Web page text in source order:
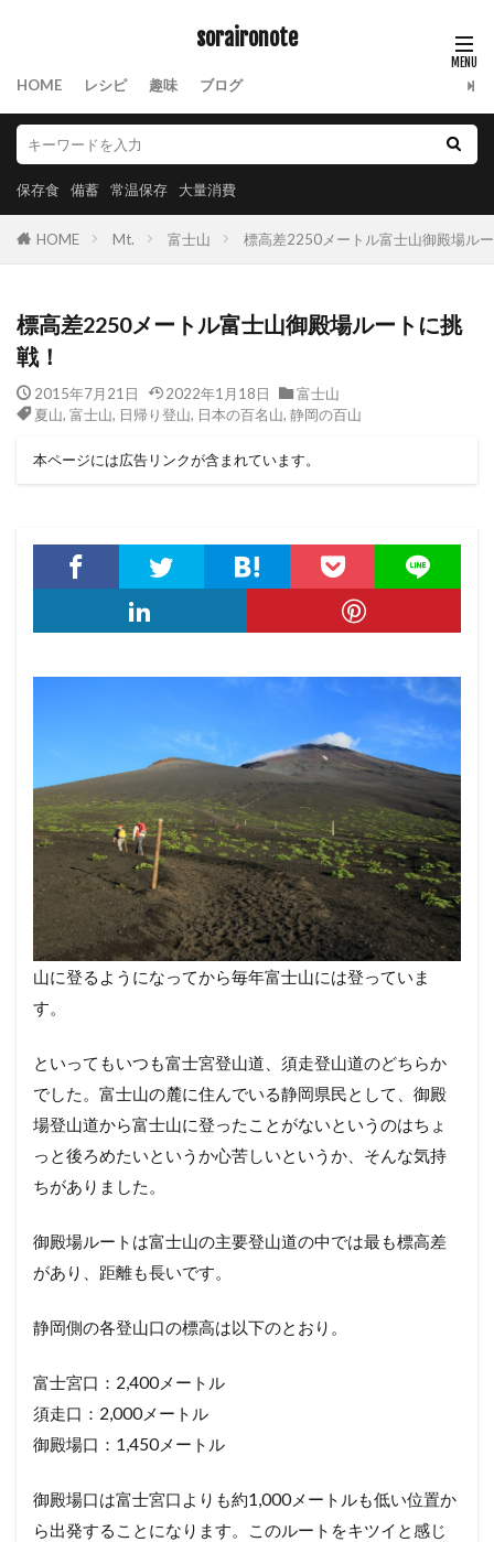
soraironote
HOME レシピ 趣味 ブログ
保存食 備蓄 常温保存 大量消費
HOME Mt. 富士山 標高差2250メートル富士山御殿場ル
標高差2250メートル富士山御殿場ルートに挑
戦！
2015年7月21日 2022年1月18日
富士山
夏山, 富士山, 日帰り登山, 日本の百名山, 静岡の百山
本ページには広告リンクが含まれています。
山に登るようになってから毎年富士山には登っていま
す。
といってもいつも富士宮登山道、須走登山道のどちらか
でした。富士山の麓に住んでいる静岡県民として、御殿
場登山道から富士山に登ったことがないというのはちょ
っと後ろめたいというか心苦しいというか、そんな気持
ちがありました。
御殿場ルートは富士山の主要登山道の中では最も標高差
があり、距離も長いです。
静岡側の各登山口の標高は以下のとおり。
富士宮口：2,400メートル
須走口：2,000メートル
御殿場口：1,450メートル
御殿場口は富士宮口よりも約1,000メートルも低い位置か
ら出発することになります。このルートをキツイと感じ